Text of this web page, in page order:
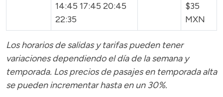
14:45 17:45 20:45
22:35
$35
MXN
Los horarios de salidas y tarifas pueden tener
variaciones dependiendo el día de la semana y
temporada. Los precios de pasajesen temporada alta
se pueden incrementar hasta en un 30%.